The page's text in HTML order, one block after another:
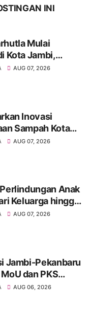
INI
Mulai
Kota Jambi,
Waspada
AUG 07, 2026
Inovasi
Sampah Kota
UCLG
AUG 07, 2026
Anak
Keluarga hingga
yang Ramah
AUG 07, 2026
Jambi-Pekanbaru
dan PKS
pada Gala
AUG 06, 2026